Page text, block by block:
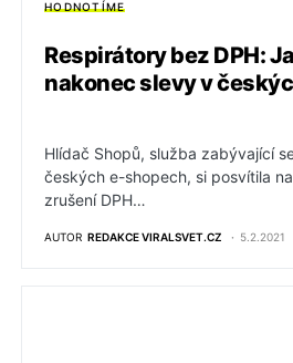
HODNOTÍME
Respirátory bez DPH:
nakonec slevy v
Hlídač Shopů, služba zabývající
českých e-shopech, si posvítila
zrušení DPH…
AUTOR REDAKCE VIRALSVET.CZ 5.2.2021